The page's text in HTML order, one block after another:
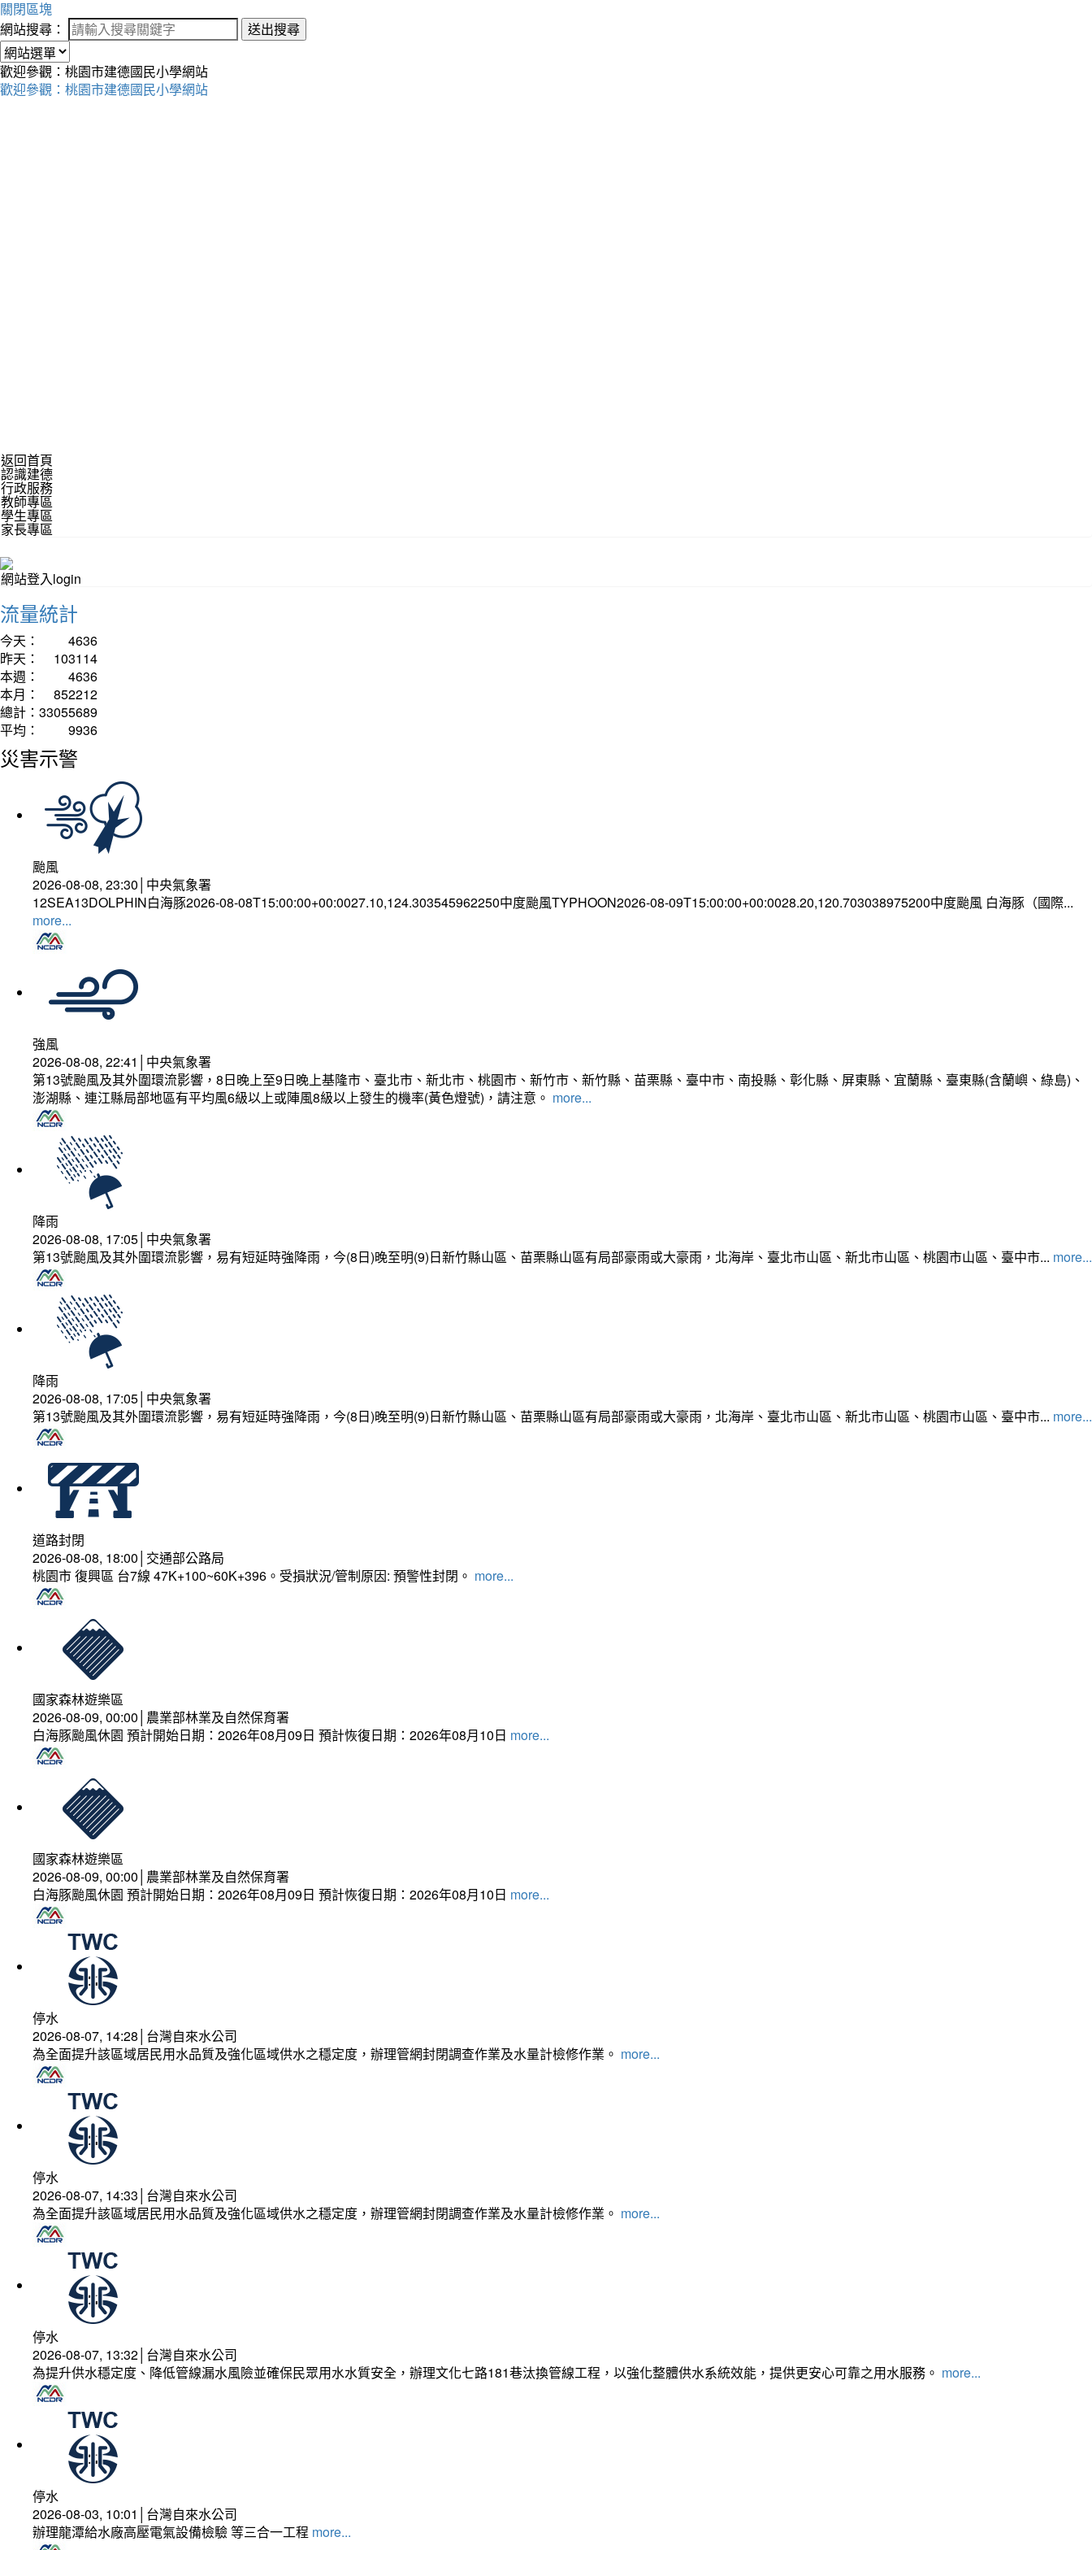
關閉區塊
網站搜尋：
送出搜尋
歡迎參觀：桃園市建德國民小學網站
歡迎參觀：桃園市建德國民小學網站
返回首頁
認識建德
行政服務
教師專區
學生專區
家長專區
網站登入login
流量統計
今天：
4636
昨天：
103114
本週：
4636
本月：
852212
總計： 33055689
平均：
9936
災害示警
颱風
2026-08-08, 23:30│中央氣象署
12SEA13DOLPHIN白海豚2026-08-08T15:00:00+00:0027.10,124.303545962250中度颱風TYPHOON2026-08-09T15:00:00+00:0028.20,120.703038975200中度颱風 白海豚（國際...
more...
強風
2026-08-08, 22:41│中央氣象署
第13號颱風及其外圍環流影響，8日晚上至9日晚上基隆市、臺北市、新北市、桃園市、新竹市、新竹縣、苗栗縣、臺中市、南投縣、彰化縣、屏東縣、宜蘭縣、臺東縣(含蘭嶼、綠島)、
澎湖縣、連江縣局部地區有平均風6級以上或陣風8級以上發生的機率(黃色燈號)，請注意。 more...
降雨
2026-08-08, 17:05│中央氣象署
第13號颱風及其外圍環流影響，易有短延時強降雨，今(8日)晚至明(9)日新竹縣山區、苗栗縣山區有局部豪雨或大豪雨，北海岸、臺北市山區、新北市山區、桃園市山區、臺中市... more...
降雨
2026-08-08, 17:05│中央氣象署
第13號颱風及其外圍環流影響，易有短延時強降雨，今(8日)晚至明(9)日新竹縣山區、苗栗縣山區有局部豪雨或大豪雨，北海岸、臺北市山區、新北市山區、桃園市山區、臺中市... more...
道路封閉
2026-08-08, 18:00│交通部公路局
桃園市 復興區 台7線 47K+100~60K+396。受損狀況/管制原因: 預警性封閉。 more...
國家森林遊樂區
2026-08-09, 00:00│農業部林業及自然保育署
白海豚颱風休園 預計開始日期：2026年08月09日 預計恢復日期：2026年08月10日 more...
國家森林遊樂區
2026-08-09, 00:00│農業部林業及自然保育署
白海豚颱風休園 預計開始日期：2026年08月09日 預計恢復日期：2026年08月10日 more...
停水
2026-08-07, 14:28│台灣自來水公司
為全面提升該區域居民用水品質及強化區域供水之穩定度，辦理管網封閉調查作業及水量計檢修作業。 more...
停水
2026-08-07, 14:33│台灣自來水公司
為全面提升該區域居民用水品質及強化區域供水之穩定度，辦理管網封閉調查作業及水量計檢修作業。 more...
停水
2026-08-07, 13:32│台灣自來水公司
為提升供水穩定度、降低管線漏水風險並確保民眾用水水質安全，辦理文化七路181巷汰換管線工程，以強化整體供水系統效能，提供更安心可靠之用水服務。 more...
停水
2026-08-03, 10:01│台灣自來水公司
辦理龍潭給水廠高壓電氣設備檢驗 等三合一工程 more...